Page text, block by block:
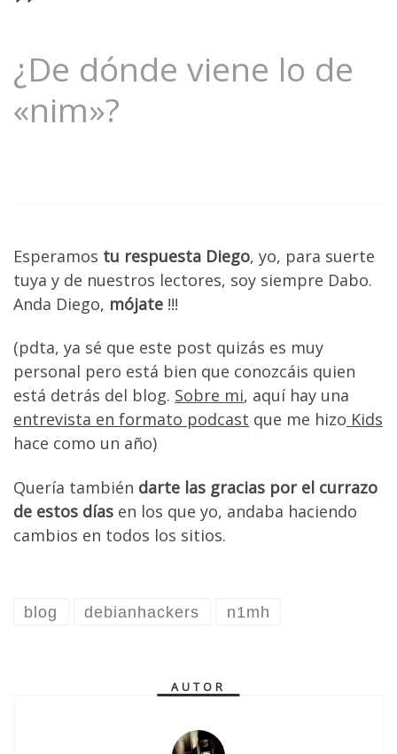
¿De dónde viene lo de
«nim»?
Esperamos tu respuesta Diego, yo, para suerte
tuya y de nuestros lectores, soy siempre Dabo.
Anda Diego, mójate !!!
(pdta, ya sé que este post quizás es muy
personal pero está bien que conozcáis quien
está detrás del blog. Sobre mi, aquí hay una
entrevista en formato podcast que me hizo Kids
hace como un año)
Quería también darte las gracias por el currazo
de estos días en los que yo, andaba haciendo
cambios en todos los sitios.
blog debianhackers n1mh
AUTOR